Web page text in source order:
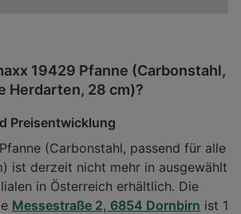
19429 Pfanne (Carbonstahl,
Herdarten, 28 cm)?
Preisentwicklung
(Carbonstahl, passend für alle
ist derzeit nicht mehr in ausgewählt
in Österreich erhältlich. Die
Messestraße 2, 6854 Dornbirn ist 1